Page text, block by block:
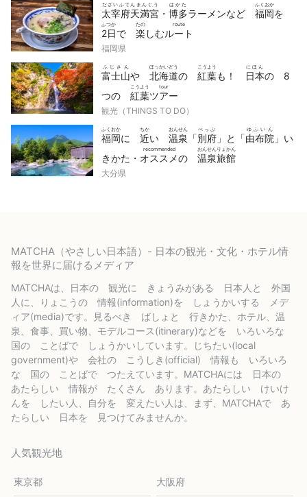
太宰府天満宮
だざいふてんまんぐう
・ 博多
はかた
ラーメンなど 福岡
ふくおか
を
2日
ふつか
で 楽
たの
しむルート
route
福岡県
富士山
ふじさん
や 北海道
ほっかいどう
の 紅葉
こうよう
も！ 日本
にほん
の 8
つの 紅葉
こうよう
ツアー
tour
観光（THINGS TO DO）
福岡
ふくおか
に 近
ちか
い 温泉
おんせん
「別府
べっぷ
」と「由布院
ゆふいん
」い
きかた・ オススメ
recommended
の 温泉旅館
おんせんりょかん
大分県
MATCHA（やさしい日本語）- 日本の観光・文化・ホテル情
報を世界に届けるメディア
MATCHAは、日本の 観光に きょうみがある 日本人と 外国
人に、りょこうの 情報(information)を しょうかいする メデ
ィア(media)です。見るべき ばしょと 行きかた、ホテル、温
泉、食事、買い物、モデルコース(itinerary)などを いろいろな
国の ことばで しょうかいしています。じちたい(local
government)や 会社の こうしき(official) 情報も いろいろ
な 国の ことばで つたえています。MATCHAには 日本の
あたらしい 情報が たくさん あります。あたらしい けいけ
んを したい人、自分を 変えたい人は、まず、MATCHAで あ
たらしい 日本を 見つけてみませんか。
人気観光地
東京都 大阪府